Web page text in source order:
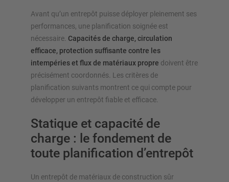
Avant qu’un entrepôt puisse déployer pleinement ses
performances, une planification soignée est
nécessaire. Capacités de charge, circulation
efficace, protection suffisante contre les
intempéries et flux de matériaux propre doivent être
précisément coordonnés. Les critères de
planification suivants montrent ce qui compte pour
développer un entrepôt fiable et efficace.
Statique et capacité de
charge : le fondement de
toute planification d’entrepôt
Un entrepôt de matériaux de construction sûr